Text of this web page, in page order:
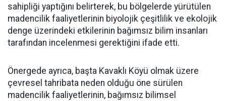
sahipliği yaptığını belirterek, bu bölgelerde yürütülen
madencilik faaliyetlerinin biyolojik çeşitlilik ve ekolojik
denge üzerindeki etkilerinin bağımsız bilim insanları
tarafından incelenmesi gerektiğini ifade etti.
Önergede ayrıca, başta Kavaklı Köyü olmak üzere
çevresel tahribata neden olduğu öne sürülen
madencilik faaliyetlerinin, bağımsız bilimsel